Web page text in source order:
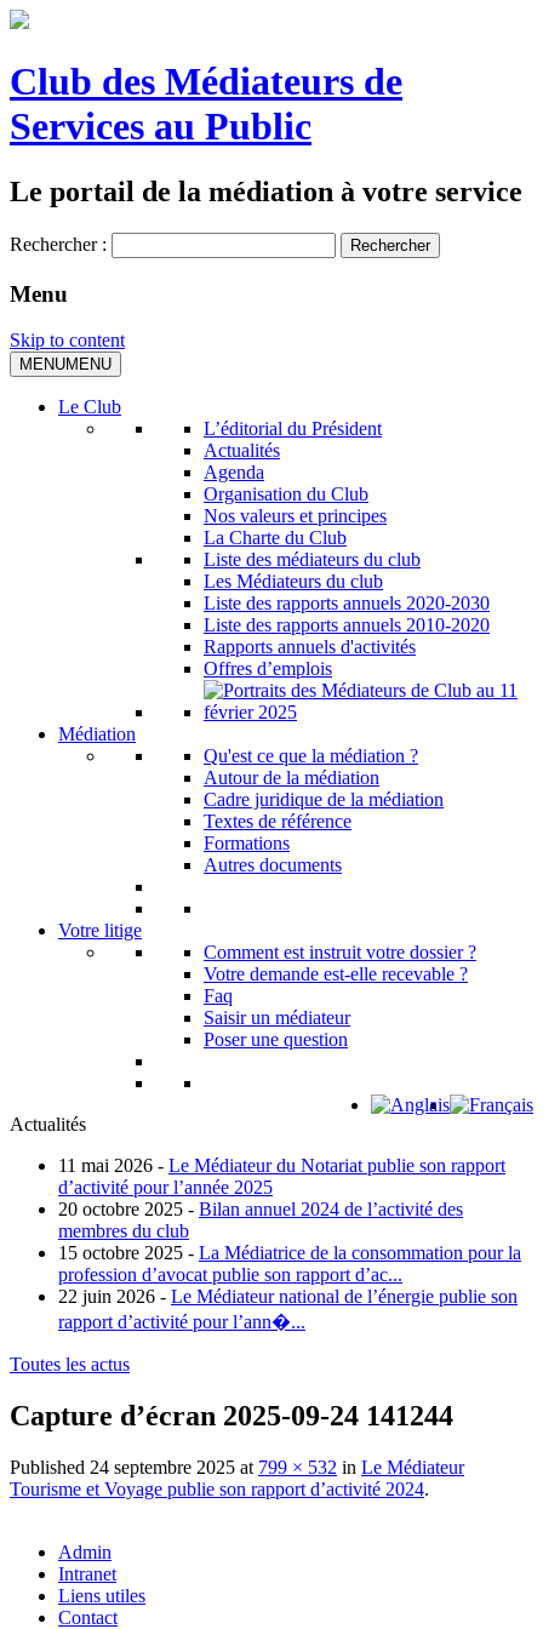
Club des Médiateurs de
Services au Public
Le portail de la médiation à votre service
Rechercher :
Menu
Skip to content
MENUMENU
Le Club
L’éditorial du Président
Actualités
Agenda
Organisation du Club
Nos valeurs et principes
La Charte du Club
Liste des médiateurs du club
Les Médiateurs du club
Liste des rapports annuels 2020-2030
Liste des rapports annuels 2010-2020
Rapports annuels d'activités
Offres d’emplois
Médiation
Qu'est ce que la médiation ?
Autour de la médiation
Cadre juridique de la médiation
Textes de référence
Formations
Autres documents
Votre litige
Comment est instruit votre dossier ?
Votre demande est-elle recevable ?
Faq
Saisir un médiateur
Poser une question
Actualités
11 mai 2026 - Le Médiateur du Notariat publie son rapport
d’activité pour l’année 2025
20 octobre 2025 - Bilan annuel 2024 de l’activité des
membres du club
15 octobre 2025 - La Médiatrice de la consommation pour la
profession d’avocat publie son rapport d’ac...
22 juin 2026 - Le Médiateur national de l’énergie publie son
rapport d’activité pour l’ann�...
Toutes les actus
Capture d’écran 2025-09-24 141244
Published 24 septembre 2025 at 799 × 532 in Le Médiateur
Tourisme et Voyage publie son rapport d’activité 2024.
Admin
Intranet
Liens utiles
Contact